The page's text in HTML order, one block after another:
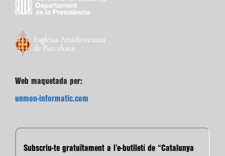
Web maquetada per:
unmon-informatic.com
Subscriu-te gratuïtament a l’e-butlletí de “Catalunya